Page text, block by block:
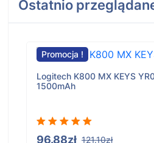
Ostatnio
Promocja !
Logitech K800 MX KEYS
1500mAh
96.88zł 121.10zł